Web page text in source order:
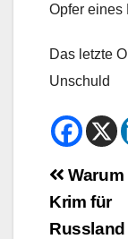
Opfer eines
Das letzte
Unschuld
Warum
Krim für